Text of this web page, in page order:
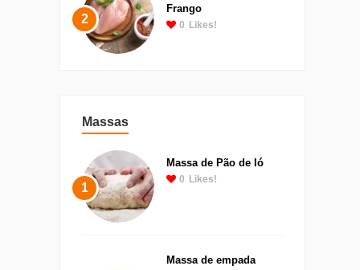
2
Frango
0 Likes!
Massas
1
Massa de Pão de ló
0 Likes!
Massa de empada